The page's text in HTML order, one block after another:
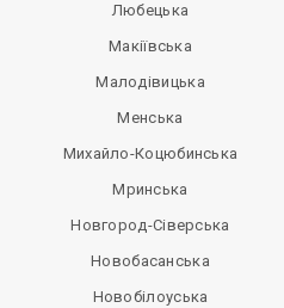
Любецька
Макіївська
Малодівицька
Менська
Михайло-Коцюбинська
Мринська
Новгород-Сіверська
Новобасанська
Новобілоуська